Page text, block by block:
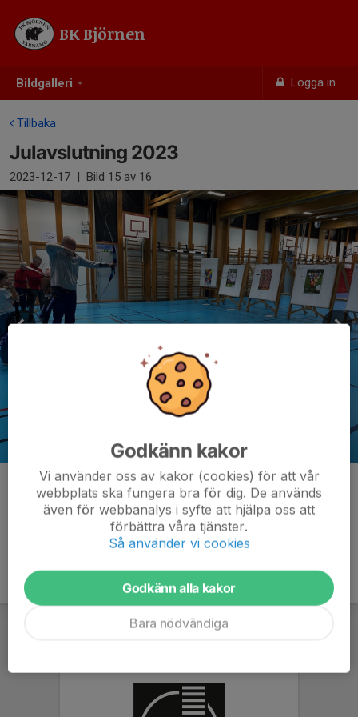
Bildgalleri Logga in
BK Björnen
Tillbaka
Julavslutning 2023
2023-12-17 | Bild 15 av 16
Kommentarer
Godkänn kakor
Vi använder oss av kakor (cookies) för att vår
webbplats ska fungera bra för dig. De används
även för webbanalys i syfte att hjälpa oss att
förbättra våra tjänster.
Så använder vi cookies
Godkänn alla kakor
Bara nödvändiga